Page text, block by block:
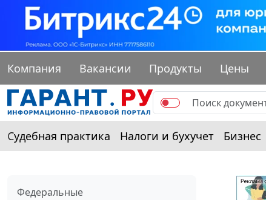
Компания Вакансии Продукты Цены
Судебная практика Налоги и бухучет Бизнес
Федеральные